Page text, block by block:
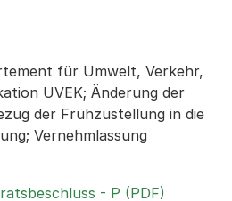
für Umwelt, Verkehr,
UVEK; Änderung der
der Frühzustellung in die
Vernehmlassung
- P (PDF)